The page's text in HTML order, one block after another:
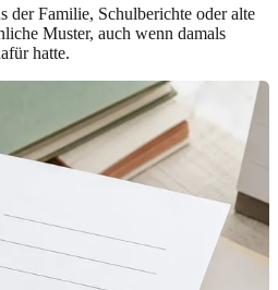
der Familie, Schulberichte oder alte
Muster, auch wenn damals
hatte.